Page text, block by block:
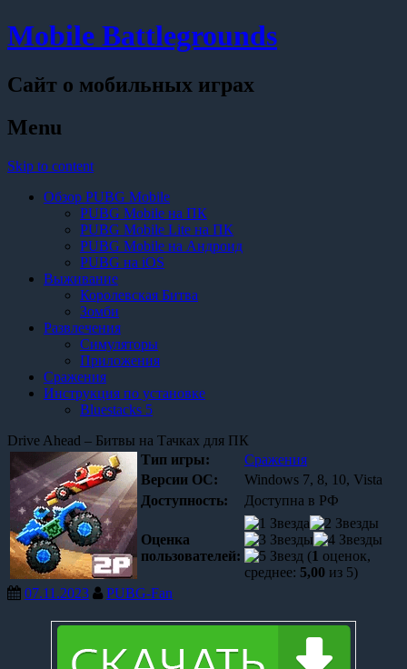
Mobile Battlegrounds
Сайт о мобильных играх
Menu
Skip to content
Обзор PUBG Mobile
PUBG Mobile на ПК
PUBG Mobile Lite на ПК
PUBG Mobile на Андроид
PUBG на iOS
Выживание
Королевская Битва
Зомби
Развлечения
Симуляторы
Приложения
Сражения
Инструкция по установке
Bluestacks 5
Drive Ahead – Битвы на Тачках для ПК
Тип игры:
Сражения
Версии OC:
Windows 7, 8, 10, Vista
Доступность:
Доступна в РФ
Оценка
пользователей:
(1 оценок,
среднее: 5,00 из 5)
07.11.2023
PUBG-Fan